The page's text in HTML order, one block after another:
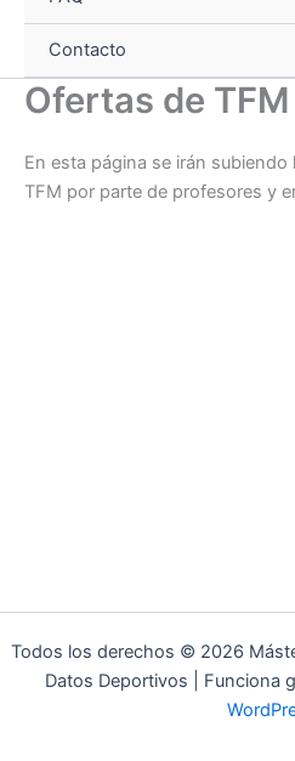
Contacto
Ofertas de TFM
En esta página se irán
TFM por parte de profesores y
Todos los derechos © 2026
Datos Deportivos | Funciona